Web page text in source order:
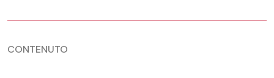
CONTENUTO